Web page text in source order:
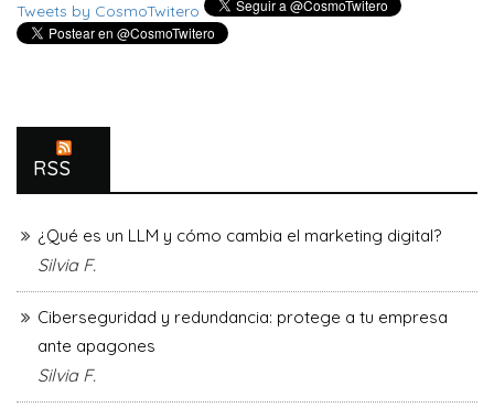
Tweets by CosmoTwitero
RSS
¿Qué es un LLM y cómo cambia el marketing digital?
Silvia F.
Ciberseguridad y redundancia: protege a tu empresa
ante apagones
Silvia F.